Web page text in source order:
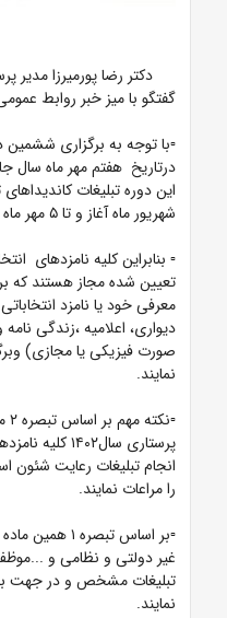
دکتر رضا پورمیرزا مدیر
گفتگو با میز خبر روابط
▫️با توجه به برگزاری ششمین
درتاریخ هفتم مهر ماه سال
شهریور ماه آغاز و تا ۵ مهر ماه سال ۱۴۰۲ ادامه دارد.
▫️ بنابراین کلیه نامزدهای
معرفی خود یا نامزد
دیواری، اعلامیه ،زندگی
صورت فیزیکی یا مجازی)
نمایند.
پرستاری
انجام تبلیغات رعایت شئون
را مراعات نمایند.
▫️بر اساس
غیر دولتی و نظامی و
تبلیغات مشخص و در جهت
نمایند.